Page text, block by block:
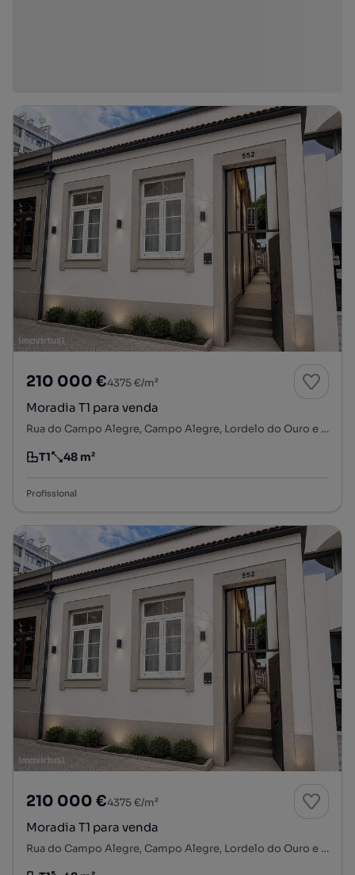
210 000 €4375 €/m²
Moradia T1 para venda
Rua do Campo Alegre, Campo Alegre, Lordelo do Ouro e Massarelos, Porto, Porto
Tipologia
T1
Preço por metro quadrado
48 m²
Profissional
210 000 €4375 €/m²
Moradia T1 para venda
Rua do Campo Alegre, Campo Alegre, Lordelo do Ouro e Massarelos, Porto, Porto